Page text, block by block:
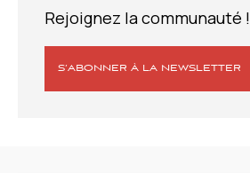
Rejoignez la communauté !
S’ABONNER À LA NEWSLETTER